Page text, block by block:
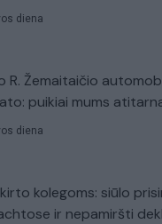
diena
R. Žemaitaičio
puikiai mums
diena
kolegoms: siūlo
ir nepamiršti